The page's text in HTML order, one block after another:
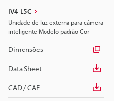
IV4-L5C
Unidade de luz externa para câmera
inteligente Modelo padrão Cor
Dimensões
Data Sheet
CAD / CAE